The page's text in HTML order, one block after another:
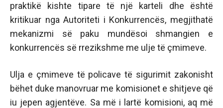
praktikë kishte tipare të një karteli dhe është
kritikuar nga Autoriteti i Konkurrencës, megjithatë
mekanizmi së paku mundësoi shmangien e
konkurrencës së rrezikshme me ulje të çmimeve.
Ulja e çmimeve të policave të sigurimit zakonisht
bëhet duke manovruar me komisionet e shitjeve që
iu jepen agjentëve. Sa më i lartë komisioni, aq më